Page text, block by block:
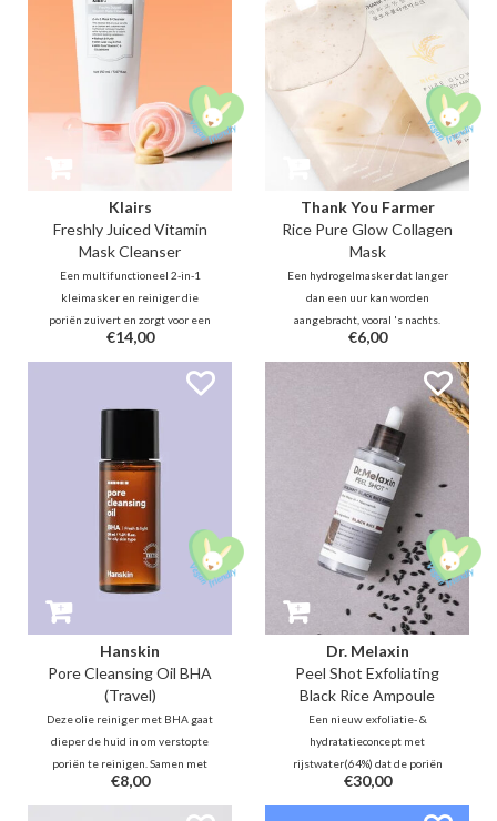
de huid een boost te geven.
herstelt.
Klairs
Freshly Juiced Vitamin
Mask Cleanser
Een multifunctioneel 2-in-1
kleimasker en reiniger die
poriën zuivert en zorgt voor een
directe, stralende glass skin. Met
vitamine C, Glutathione en PHA
biedt dit product een dagelijkse,
milde exfoliërende en
verhelderende verzorging.
€14,00
Thank You Farmer
Rice Pure Glow Collagen
Mask
Een hydrogelmasker dat langer
dan een uur kan worden
aangebracht, vooral 's nachts.
Bevat rijstextract en plantaardige
PDRN voor een optimale
hydratatie. Gecombineerd met
glutathion voor een stralende
teint en centella voor een
kalmerende werking.
€6,00
Hanskin
Pore Cleansing Oil BHA
(Travel)
Deze olie reiniger met BHA gaat
dieper de huid in om verstopte
poriën te reinigen. Samen met
botanische oliën zal deze
verfrissende cleansing oil
€8,00
Dr. Melaxin
Peel Shot Exfoliating
Black Rice Ampoule
Een nieuw exfoliatie- &
hydratatieconcept met
rijstwater(64%) dat de poriën
reinigt, dode huidcellen
verwijdert en de huid
€30,00